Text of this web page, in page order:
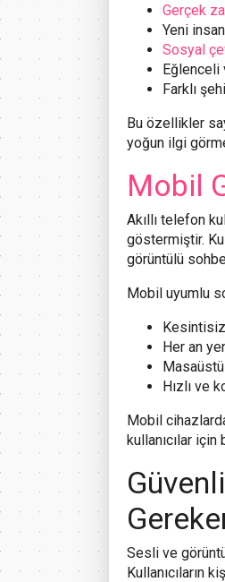
Gerçek
Yeni
Sosyal
Farklı
Bu özellikler
yoğun ilgi
Mobil
Akıllı telefon
göstermiştir.
görüntülü
Mobil uyumlu
Her an
Hızlı ve
Mobil
kullanıcılar için
Sesli ve
Kullanıcıların